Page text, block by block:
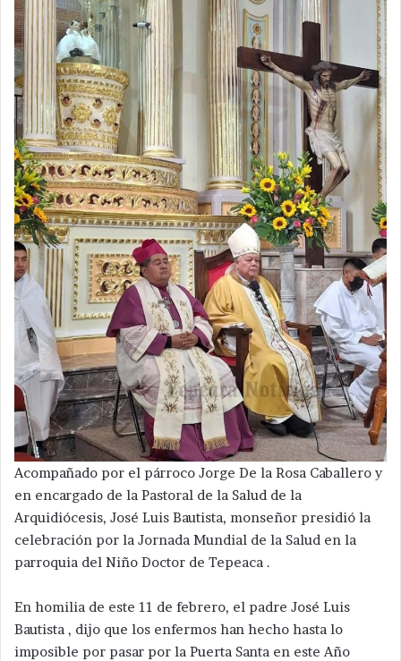
Acompañado por el párroco Jorge De la Rosa Caballero y
en encargado de la Pastoral de la Salud de la
Arquidiócesis, José Luis Bautista, monseñor presidió la
celebración por la Jornada Mundial de la Salud en la
parroquia del Niño Doctor de Tepeaca .
En homilia de este 11 de febrero, el padre José Luis
Bautista , dijo que los enfermos han hecho hasta lo
imposible por pasar por la Puerta Santa en este Año